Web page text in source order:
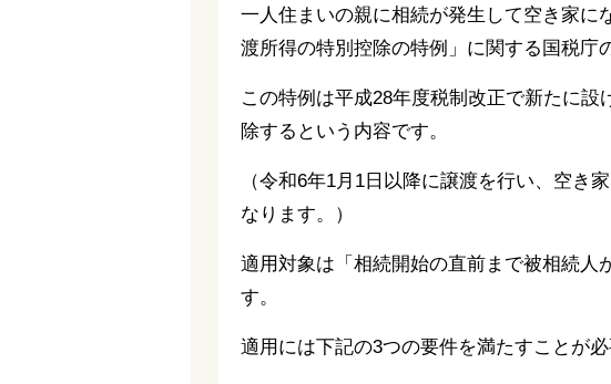
一人住まいの親に相続が発生して空き家に
渡所得の特別控除の特例」に関する国税庁
この特例は平成28年度税制改正で新たに
除するという内容です。
（令和6年1月1日以降に譲渡を行い、空き
なります。）
適用対象は「相続開始の直前まで被相続人
す。
適用には下記の3つの要件を満たすことが必